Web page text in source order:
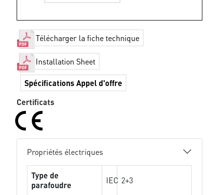
Télécharger la fiche technique
Installation Sheet
Spécifications Appel d'offre
Certificats
Propriétés électriques
Type de
parafoudre
IEC 2+3